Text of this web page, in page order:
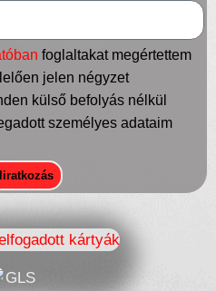
foglaltakat megértettem
jelen négyzet
külső befolyás nélkül
személyes adataim